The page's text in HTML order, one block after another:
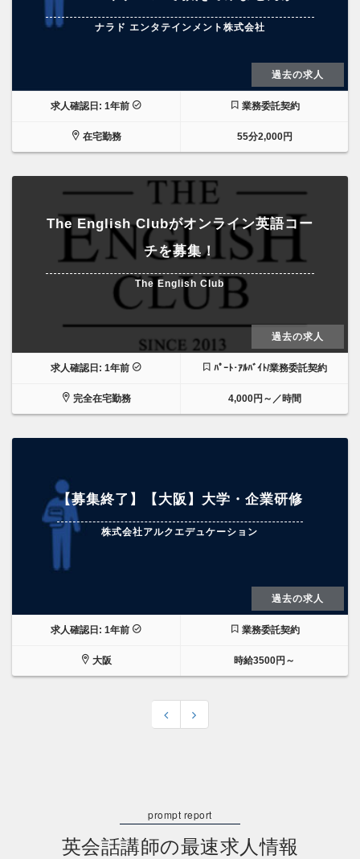
ナラド エンタテインメント株式会社
過去の求人
求人確認日: 1年前 業務委託契約
在宅勤務 55分2,000円
The English Clubがオンライン英語コー
チを募集！
The English Club
過去の求人
求人確認日: 1年前 ﾊﾟｰﾄ･ｱﾙﾊﾞｲﾄ/業務委託契約
完全在宅勤務 4,000円～／時間
【募集終了】【大阪】大学・企業研修
株式会社アルクエデュケーション
過去の求人
求人確認日: 1年前 業務委託契約
大阪 時給3500円～
英会話講師の最速求人情報